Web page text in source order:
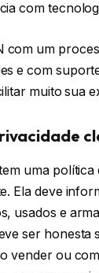
com
com um
e com
muito sua
uma política
Ela deve
usados e
ser honesta
vender ou